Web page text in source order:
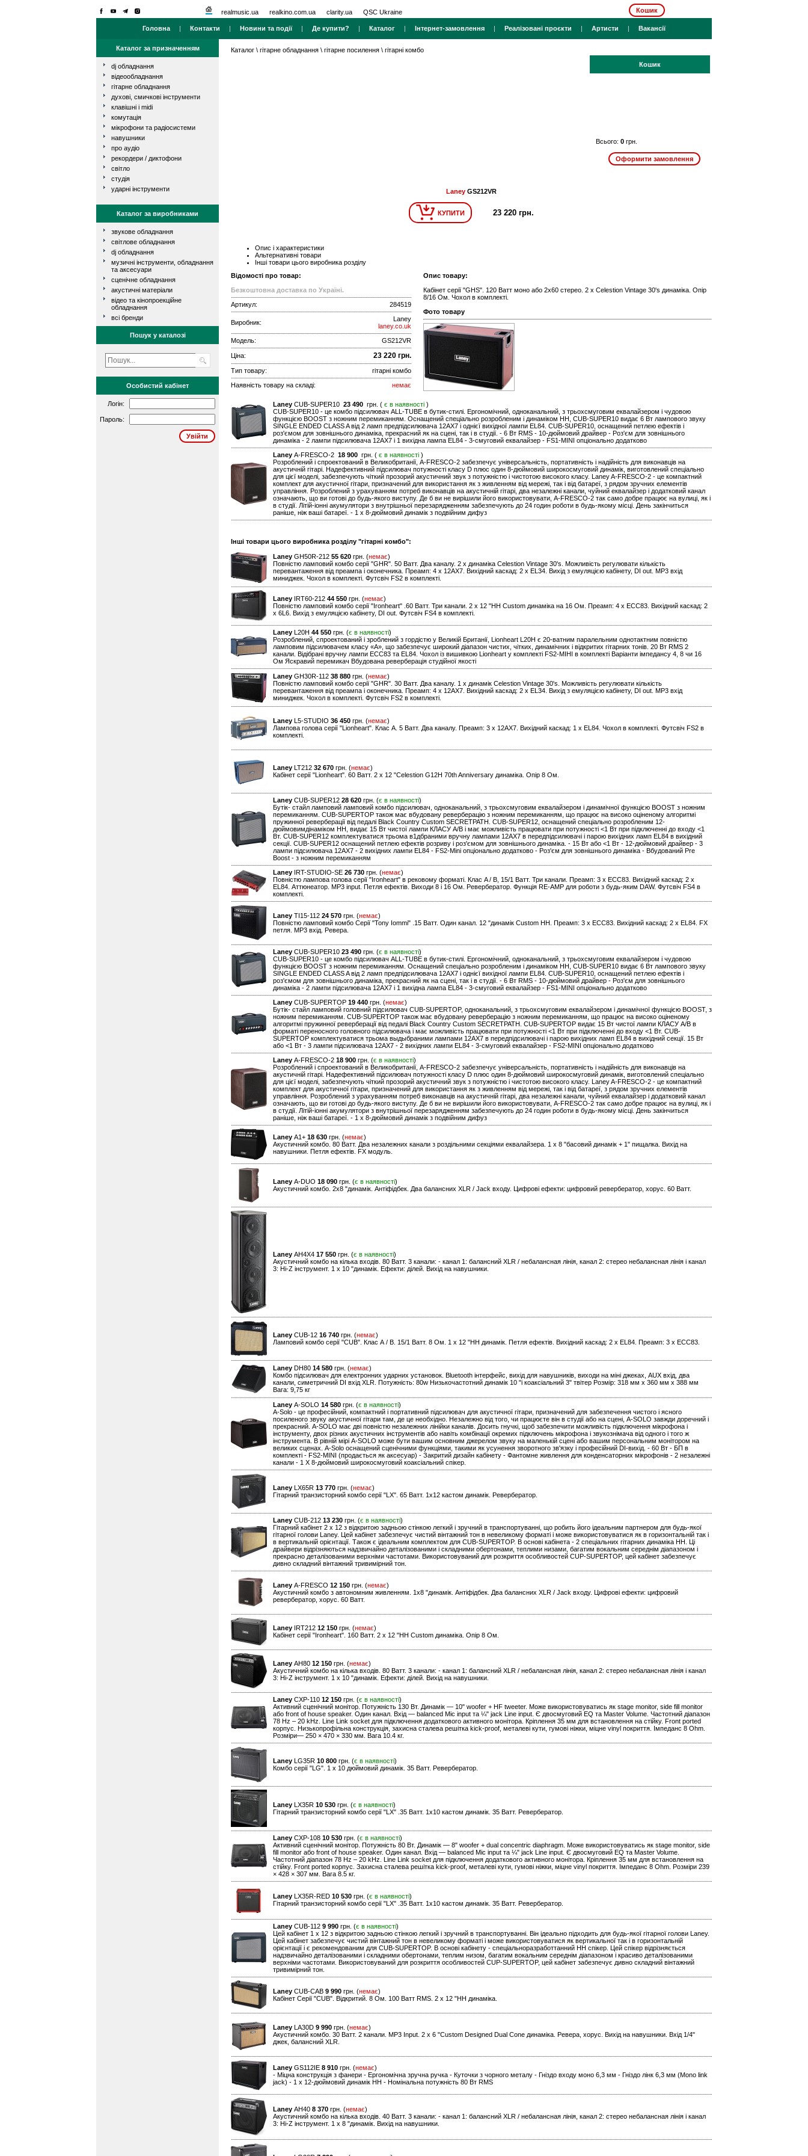
realmusic.ua realkino.com.ua clarity.ua QSC Ukraine Кошик
Головна | Контакти | Новини та події| Де купити? | Каталог | Інтернет-замовлення | Реалізовані проєкти | Артисти | Вакансії
Каталог за призначенням
dj обладнання
відеообладнання
гітарне обладнання
духові, смичкові інструменти
клавішні і midi
комутація
мікрофони та радіосистеми
навушники
про аудіо
рекордери / диктофони
світло
студія
ударні інструменти
Каталог за виробниками
звукове обладнання
світлове обладнання
dj обладнання
музичні інструменти, обладнання
та аксесуари
сценічне обладнання
акустичні матеріали
відео та кінопроекційне
обладнання
всі бренди
Пошук у каталозі
Особистий кабінет
Логін:
Пароль:
Каталог \ гітарне обладнання \ гітарне посилення \ гітарні комбо
Кошик
Всього: 0 грн.
Laney GS212VR
КУПИТИ 23 220 грн.
Опис і характеристики
Альтернативні товари
Інші товари цього виробника розділу
Відомості про товар:
Безкоштовна доставка по Україні.
Артикул:
284519
Виробник:
Laney
laney.co.uk
Модель:
GS212VR
Ціна: 23 220 грн.
Тип товару:
гітарні комбо
Наявність товару на складі:
немає
Опис товару:
Кабінет серії "GHS". 120 Ватт моно або 2х60 стерео. 2 x Celestion Vintage 30's динаміка. Опір
8/16 Ом. Чохол в комплекті.
Фото товару
Laney CUB-SUPER10 23 490 грн. ( є в наявності )
CUB-SUPER10 - це комбо підсилювач ALL-TUBE в бутик-стилі. Ергономічний, одноканальний, з трьохсмуговим еквалайзером і чудовою
функцією BOOST з ножним перемиканням. Оснащений спеціально розробленим і динаміком HH, CUB-SUPER10 видає 6 Вт лампового звуку
SINGLE ENDED CLASS A від 2 ламп предпідсилювача 12AX7 і однієї вихідної лампи EL84. CUB-SUPER10, оснащений петлею ефектів і
роз'ємом для зовнішнього динаміка, прекрасний як на сцені, так і в студії. - 6 Вт RMS - 10-дюймовий драйвер - Роз'єм для зовнішнього
динаміка - 2 лампи підсилювача 12AX7 і 1 вихідна лампа EL84 - 3-смуговий еквалайзер - FS1-MINI опціонально додатково
Laney A-FRESCO-2 18 900 грн. ( є в наявності )
Розроблений і спроектований в Великобританії, A-FRESCO-2 забезпечує універсальність, портативність і надійність для виконавців на
акустичній гітарі. Надефективний підсилювач потужності класу D плюс один 8-дюймовий широкосмуговий динамік, виготовлений спеціально
для цієї моделі, забезпечують чіткий прозорий акустичний звук з потужністю і чистотою високого класу. Laney A-FRESCO-2 - це компактний
комплект для акустичної гітари, призначений для використання як з живленням від мережі, так і від батареї, з рядом зручних елементів
управління. Розроблений з урахуванням потреб виконавців на акустичній гітарі, два незалежні канали, чуйний еквалайзер і додатковий канал
означають, що ви готові до будь-якого виступу. Де б ви не вирішили його використовувати, A-FRESCO-2 так само добре працює на вулиці, як і
в студії. Літій-іонні акумулятори з внутрішньої перезарядженням забезпечують до 24 годин роботи в будь-якому місці. День закінчиться
раніше, ніж ваші батареї. - 1 x 8-дюймовий динамік з подвійним дифуз
Інші товари цього виробника розділу "гітарні комбо":
Laney GH50R-212 55 620 грн. (немає)
Повністю ламповий комбо серії "GHR". 50 Ватт. Два каналу. 2 x динаміка Celestion Vintage 30's. Можливість регулювати кількість
перевантаження від преампа і оконечника. Преамп: 4 x 12AX7. Вихідний каскад: 2 x EL34. Вихід з емуляцією кабінету, DI out. МР3 вхід
миниджек. Чохол в комплекті. Футсвіч FS2 в комплекті.
Laney IRT60-212 44 550 грн. (немає)
Повністю ламповий комбо серії "Ironheart" .60 Ватт. Три канали. 2 x 12 "HH Custom динаміка на 16 Ом. Преамп: 4 x ECC83. Вихідний каскад: 2
x 6L6. Вихід з емуляцією кабінету, DI out. Футсвіч FS4 в комплекті.
Laney L20H 44 550 грн. (є в наявності)
Розроблений, спроектований і зроблений з гордістю у Великій Британії, Lionheart L20H є 20-ватним паралельним однотактним повністю
ламповим підсилювачем класу «А», що забезпечує широкий діапазон чистих, чітких, динамічних і відкритих гітарних тонів. 20 Вт RMS 2
канали. Відібрані вручну лампи ECC83 та EL84. Чохол із вишивкою Lionheart у комплекті FS2-МІНІ в комплекті Варіанти імпедансу 4, 8 чи 16
Ом Яскравий перемикач Вбудована реверберація студійної якості
Laney GH30R-112 38 880 грн. (немає)
Повністю ламповий комбо серії "GHR". 30 Ватт. Два каналу. 1 x динамік Celestion Vintage 30's. Можливість регулювати кількість
перевантаження від преампа і оконечника. Преамп: 4 x 12AX7. Вихідний каскад: 2 x EL34. Вихід з емуляцією кабінету, DI out. МР3 вхід
миниджек. Чохол в комплекті. Футсвіч FS2 в комплекті.
Laney L5-STUDIO 36 450 грн. (немає)
Лампова голова серії "Lionheart". Клас А. 5 Ватт. Два каналу. Преамп: 3 x 12AX7. Вихідний каскад: 1 x EL84. Чохол в комплекті. Футсвіч FS2 в
комплекті.
Laney LT212 32 670 грн. (немає)
Кабінет серії "Lionheart". 60 Ватт. 2 x 12 "Celestion G12H 70th Anniversary динаміка. Опір 8 Ом.
Laney CUB-SUPER12 28 620 грн. (є в наявності)
Бутік- стайл ламповий ламповий комбо підсилювач, одноканальний, з трьохсмуговим еквалайзером і динамічної функцією BOOST з ножним
перемиканням. CUB-SUPERTOP також має вбудовану реверберацію з ножним перемиканням, що працює на високо оціненому алгоритмі
пружинної реверберації від педалі Black Country Custom SECRETPATH. CUB-SUPER12, оснащений спеціально розробленим 12-
дюймовимдінаміком HH, видає 15 Вт чистої лампи КЛАСУ A/B і має можливість працювати при потужності <1 Вт при підключенні до входу <1
Вт. CUB-SUPER12 комплектуватися трьома в1дбраними вручну лампами 12AX7 в передпідсилювачі і парою вихідних ламп EL84 в вихідний
секції. CUB-SUPER12 оснащений петлею ефектів розриву і роз'ємом для зовнішнього динаміка. - 15 Вт або <1 Вт - 12-дюймовий драйвер - 3
лампи підсилювача 12AX7 - 2 вихідних лампи EL84 - FS2-Mini опціонально додатково - Роз'єм для зовнішнього динаміка - Вбудований Pre
Boost - з ножним перемиканням
Laney IRT-STUDIO-SE 26 730 грн. (немає)
Повністю лампова голова серії "Ironheart" в рековому форматі. Клас A / B, 15/1 Ватт. Три канали. Преамп: 3 x ECC83. Вихідний каскад: 2 x
EL84. Аттюнеатор. MP3 input. Петля ефектів. Виходи 8 і 16 Ом. Ревербератор. Функція RE-AMP для роботи з будь-яким DAW. Футсвіч FS4 в
комплекті.
Laney TI15-112 24 570 грн. (немає)
Повністю ламповий комбо Серії "Tony Iommi" .15 Ватт. Один канал. 12 "динамік Custom HH. Преамп: 3 x ECC83. Вихідний каскад: 2 x EL84. FX
петля. MP3 вхід. Ревера.
Laney CUB-SUPER10 23 490 грн. (є в наявності)
CUB-SUPER10 - це комбо підсилювач ALL-TUBE в бутик-стилі. Ергономічний, одноканальний, з трьохсмуговим еквалайзером і чудовою
функцією BOOST з ножним перемиканням. Оснащений спеціально розробленим і динаміком HH, CUB-SUPER10 видає 6 Вт лампового звуку
SINGLE ENDED CLASS A від 2 ламп предпідсилювача 12AX7 і однієї вихідної лампи EL84. CUB-SUPER10, оснащений петлею ефектів і
роз'ємом для зовнішнього динаміка, прекрасний як на сцені, так і в студії. - 6 Вт RMS - 10-дюймовий драйвер - Роз'єм для зовнішнього
динаміка - 2 лампи підсилювача 12AX7 і 1 вихідна лампа EL84 - 3-смуговий еквалайзер - FS1-MINI опціонально додатково
Laney CUB-SUPERTOP 19 440 грн. (немає)
Бутік- стайл ламповий головний підсилювач CUB-SUPERTOP, одноканальний, з трьохсмуговим еквалайзером і динамічної функцією BOOST, з
ножним перемиканням. CUB-SUPERTOP також має вбудовану реверберацію з ножним перемиканням, що працює на високо оціненому
алгоритмі пружинної реверберації від педалі Black Country Custom SECRETPATH. CUB-SUPERTOP видає 15 Вт чистої лампи КЛАСУ A/B в
форматі переносного головного підсилювача і має можливість працювати при потужності <1 Вт при підключенні до входу <1 Вт. CUB-
SUPERTOP комплектуватися трьома выдыбраними лампами 12AX7 в передпідсилювачі і парою вихідних ламп EL84 в вихідний секції. 15 Вт
або <1 Вт - 3 лампи підсилювача 12AX7 - 2 вихідних лампи EL84 - 3-смуговий еквалайзер - FS2-MINI опціонально додатково
Laney A-FRESCO-2 18 900 грн. (є в наявності)
Розроблений і спроектований в Великобританії, A-FRESCO-2 забезпечує універсальність, портативність і надійність для виконавців на
акустичній гітарі. Надефективний підсилювач потужності класу D плюс один 8-дюймовий широкосмуговий динамік, виготовлений спеціально
для цієї моделі, забезпечують чіткий прозорий акустичний звук з потужністю і чистотою високого класу. Laney A-FRESCO-2 - це компактний
комплект для акустичної гітари, призначений для використання як з живленням від мережі, так і від батареї, з рядом зручних елементів
управління. Розроблений з урахуванням потреб виконавців на акустичній гітарі, два незалежні канали, чуйний еквалайзер і додатковий канал
означають, що ви готові до будь-якого виступу. Де б ви не вирішили його використовувати, A-FRESCO-2 так само добре працює на вулиці, як і
в студії. Літій-іонні акумулятори з внутрішньої перезарядженням забезпечують до 24 годин роботи в будь-якому місці. День закінчиться
раніше, ніж ваші батареї. - 1 x 8-дюймовий динамік з подвійним дифуз
Laney A1+ 18 630 грн. (немає)
Акустичний комбо. 80 Ватт. Два незалежних канали з роздільними секціями еквалайзера. 1 x 8 "басовий динамік + 1" пищалка. Вихід на
навушники. Петля ефектів. FX модуль.
Laney A-DUO 18 090 грн. (є в наявності)
Акустичний комбо. 2х8 "динамік. Антіфідбек. Два балансних XLR / Jack входу. Цифрові ефекти: цифровий ревербератор, хорус. 60 Ватт.
Laney AH4X4 17 550 грн. (є в наявності)
Акустичний комбо на кілька входів. 80 Ватт. 3 канали: - канал 1: балансний XLR / небалансная лінія, канал 2: стерео небалансная лінія і канал
3: Hi-Z інструмент. 1 x 10 "динамік. Ефекти: ділей. Вихід на навушники.
Laney CUB-12 16 740 грн. (немає)
Ламповий комбо серії "CUB". Клас А / В. 15/1 Ватт. 8 Ом. 1 x 12 "HH динамік. Петля ефектів. Вихідний каскад: 2 x EL84. Преамп: 3 x ECC83.
Laney DH80 14 580 грн. (немає)
Комбо підсилювач для електронних ударних установок. Bluetooth інтерфейс, вихід для навушників, виходи на міні джеках, AUX вхід, два
канали, симетричний DI вхід XLR. Потужність: 80w Низькочастотний динамік 10 "і коаксіальний 3" твітер Розмір: 318 мм x 360 мм x 388 мм
Вага: 9,75 кг
Laney A-SOLO 14 580 грн. (є в наявності)
A-Solo - це професійний, компактний і портативний підсилювач для акустичної гітари, призначений для забезпечення чистого і ясного
посиленого звуку акустичної гітари там, де це необхідно. Незалежно від того, чи працюєте він в студії або на сцені, A-SOLO завжди доречний і
прекрасний. A-SOLO має дві повністю незалежних лінійки каналів. Досить гнучкі, щоб забезпечити можливість підключення мікрофона і
інструменту, двох різних акустичних інструментів або навіть комбінації окремих підключень мікрофона і звукознімача від одного і того ж
інструмента. В рівній мірі A-SOLO може бути вашим основним джерелом звуку на маленькій сцені або вашим персональним монітором на
великих сценах. A-Solo оснащений сценічними функціями, такими як усунення зворотного зв'язку і професійний DI-вихід. - 60 Вт - БП в
комплекті - FS2-MINI (продається як аксесуар) - Закритий дизайн кабінету - Фантомне живлення для конденсаторних мікрофонів - 2 незалежні
канали - 1 X 8-дюймовий широкосмуговий коаксіальний спікер.
Laney LX65R 13 770 грн. (немає)
Гітарний транзисторний комбо серії "LХ". 65 Ватт. 1х12 кастом динамік. Ревербератор.
Laney CUB-212 13 230 грн. (є в наявності)
Гітарний кабінет 2 x 12 з відкритою задньою стінкою легкий і зручний в транспортуванні, що робить його ідеальним партнером для будь-якої
гітарної голови Laney. Цей кабінет забезпечує чистий вінтажний тон в невеликому форматі і може використовуватися як в горизонтальній так і
в вертикальній орієнтації. Також є ідеальним комплектом для CUB-SUPERTOP. В основі кабінета - 2 спеціальних гітарних динаміка HH. Ці
драйвери відрізняються надзвичайно деталізованими і складними обертонами, теплими низами, багатим вокальним середнім діапазоном і
прекрасно деталізованими верхніми частотами. Використовуваний для розкриття особливостей CUP-SUPERTOP, цей кабінет забезпечує
дивно складний вінтажний тривимірний тон.
Laney A-FRESCO 12 150 грн. (немає)
Акустичний комбо з автономним живленням. 1х8 "динамік. Антіфідбек. Два балансних XLR / Jack входу. Цифрові ефекти: цифровий
ревербератор, хорус. 60 Ватт.
Laney IRT212 12 150 грн. (немає)
Кабінет серії "Ironheart". 160 Ватт. 2 x 12 "HH Custom динаміка. Опір 8 Ом.
Laney AH80 12 150 грн. (немає)
Акустичний комбо на кілька входів. 80 Ватт. 3 канали: - канал 1: балансний XLR / небалансная лінія, канал 2: стерео небалансная лінія і канал
3: Hi-Z інструмент. 1 x 10 "динамік. Ефекти: ділей. Вихід на навушники.
Laney CXP-110 12 150 грн. (є в наявності)
Активний сценічний монітор. Потужність 130 Вт. Динамік — 10" woofer + HF tweeter. Може використовуватись як stage monitor, side fill monitor
або front of house speaker. Один канал. Вхід — balanced Mic input та ¼" jack Line input. Є двосмуговий EQ та Master Volume. Частотний діапазон
78 Hz – 20 kHz. Line Link socket для підключення додаткового активного монітора. Кріплення 35 мм для встановлення на стійку. Front ported
корпус. Низькопрофільна конструкція, захисна сталева решітка kick-proof, металеві кути, гумові ніжки, міцне vinyl покриття. Імпеданс 8 Ohm.
Розміри— 250 × 470 × 330 мм. Вага 10.4 кг.
Laney LG35R 10 800 грн. (є в наявності)
Комбо серії "LG". 1 x 10 дюймовий динамік. 35 Ватт. Ревербератор.
Laney LX35R 10 530 грн. (є в наявності)
Гітарний транзисторний комбо серії "LХ" .35 Ватт. 1х10 кастом динамік. 35 Ватт. Ревербератор.
Laney CXP-108 10 530 грн. (є в наявності)
Активний сценічний монітор. Потужність 80 Вт. Динамік — 8" woofer + dual concentric diaphragm. Може використовуватись як stage monitor, side
fill monitor або front of house speaker. Один канал. Вхід — balanced Mic input та ¼" jack Line input. Є двосмуговий EQ та Master Volume.
Частотний діапазон 78 Hz – 20 kHz. Line Link socket для підключення додаткового активного монітора. Кріплення 35 мм для встановлення на
стійку. Front ported корпус. Захисна сталева решітка kick-proof, металеві кути, гумові ніжки, міцне vinyl покриття. Імпеданс 8 Ohm. Розміри 239
× 428 × 307 мм. Вага 8.5 кг.
Laney LX35R-RED 10 530 грн. (є в наявності)
Гітарний транзисторний комбо серії "LХ" .35 Ватт. 1х10 кастом динамік. 35 Ватт. Ревербератор.
Laney CUB-112 9 990 грн. (є в наявності)
Цей кабінет 1 x 12 з відкритою задньою стінкою легкий і зручний в транспортуванні. Він ідеально підходить для будь-якої гітарної голови Laney.
Цей кабінет забезпечує чистий вінтажний тон в невеликому форматі і може використовуватися як вертикальної так і в горизонтальній
орієнтації і є рекомендованим для CUB-SUPERTOP. В основі кабінету - спеціальноразработтанний HH спікер. Цей спікер відрізняється
надзвичайно деталізованими і складними обертонами, теплим низом, багатим вокальним середнім діапазоном і красиво деталізованими
верхніми частотами. Використовуваний для розкриття особливостей CUP-SUPERTOP, цей кабінет забезпечує дивно складний вінтажний
тривимірний тон.
Laney CUB-CAB 9 990 грн. (немає)
Кабінет Серії "CUB". Відкритий. 8 Ом. 100 Ватт RMS. 2 х 12 "HH динаміка.
Laney LA30D 9 990 грн. (немає)
Акустичний комбо. 30 Ватт. 2 канали. MP3 Input. 2 х 6 "Custom Designed Dual Cone динаміка. Ревера, хорус. Вихід на навушники. Вхід 1/4"
джек, балансний XLR.
Laney GS112IE 8 910 грн. (немає)
- Міцна конструкція з фанери - Ергономічна зручна ручка - Куточки з чорного металу - Гніздо входу моно 6,3 мм - Гніздо лінк 6,3 мм (Mono link
jack) - 1 x 12-дюймовий динамік HH - Номінальна потужність 80 Вт RMS
Laney AH40 8 370 грн. (немає)
Акустичний комбо на кілька входів. 40 Ватт. 3 канали: - канал 1: балансний XLR / небалансная лінія, канал 2: стерео небалансная лінія і канал
3: Hi-Z інструмент. 1 x 8 "динамік. Вихід на навушники.